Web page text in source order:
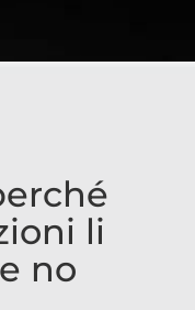
li
no